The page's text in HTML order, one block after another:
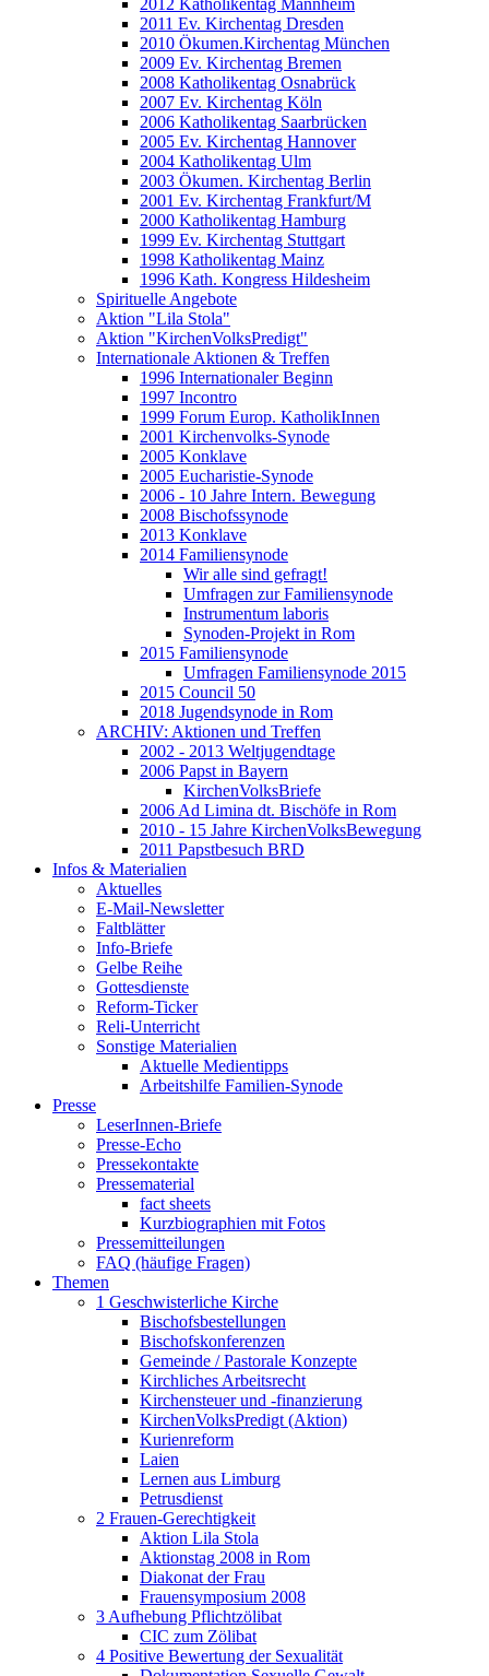
2012 Katholikentag Mannheim
2011 Ev. Kirchentag Dresden
2010 Ökumen.Kirchentag München
2009 Ev. Kirchentag Bremen
2008 Katholikentag Osnabrück
2007 Ev. Kirchentag Köln
2006 Katholikentag Saarbrücken
2005 Ev. Kirchentag Hannover
2004 Katholikentag Ulm
2003 Ökumen. Kirchentag Berlin
2001 Ev. Kirchentag Frankfurt/M
2000 Katholikentag Hamburg
1999 Ev. Kirchentag Stuttgart
1998 Katholikentag Mainz
1996 Kath. Kongress Hildesheim
Spirituelle Angebote
Aktion "Lila Stola"
Aktion "KirchenVolksPredigt"
Internationale Aktionen & Treffen
1996 Internationaler Beginn
1997 Incontro
1999 Forum Europ. KatholikInnen
2001 Kirchenvolks-Synode
2005 Konklave
2005 Eucharistie-Synode
2006 - 10 Jahre Intern. Bewegung
2008 Bischofssynode
2013 Konklave
2014 Familiensynode
Wir alle sind gefragt!
Umfragen zur Familiensynode
Instrumentum laboris
Synoden-Projekt in Rom
2015 Familiensynode
Umfragen Familiensynode 2015
2015 Council 50
2018 Jugendsynode in Rom
ARCHIV: Aktionen und Treffen
2002 - 2013 Weltjugendtage
2006 Papst in Bayern
KirchenVolksBriefe
2006 Ad Limina dt. Bischöfe in Rom
2010 - 15 Jahre KirchenVolksBewegung
2011 Papstbesuch BRD
Infos & Materialien
Aktuelles
E-Mail-Newsletter
Faltblätter
Info-Briefe
Gelbe Reihe
Gottesdienste
Reform-Ticker
Reli-Unterricht
Sonstige Materialien
Aktuelle Medientipps
Arbeitshilfe Familien-Synode
Presse
LeserInnen-Briefe
Presse-Echo
Pressekontakte
Pressematerial
fact sheets
Kurzbiographien mit Fotos
Pressemitteilungen
FAQ (häufige Fragen)
Themen
1 Geschwisterliche Kirche
Bischofsbestellungen
Bischofskonferenzen
Gemeinde / Pastorale Konzepte
Kirchliches Arbeitsrecht
Kirchensteuer und -finanzierung
KirchenVolksPredigt (Aktion)
Kurienreform
Laien
Lernen aus Limburg
Petrusdienst
2 Frauen-Gerechtigkeit
Aktion Lila Stola
Aktionstag 2008 in Rom
Diakonat der Frau
Frauensymposium 2008
3 Aufhebung Pflichtzölibat
CIC zum Zölibat
4 Positive Bewertung der Sexualität